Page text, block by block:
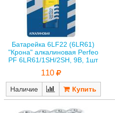
Батарейка 6LF22 (6LR61)
"Крона" алкалиновая Perfeo
PF 6LR61/1SH/2SH, 9В, 1шт
110
Наличие